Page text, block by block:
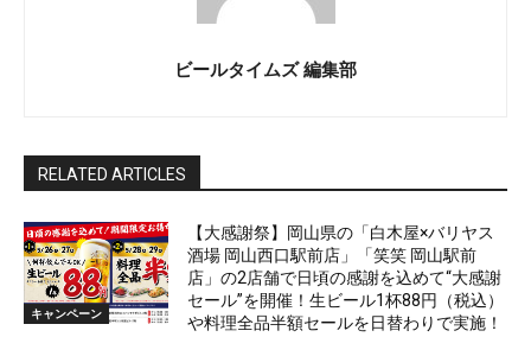
ビールタイムズ 編集部
RELATED ARTICLES
キャンペーン
【大感謝祭】岡山県の「白木屋×バリヤス
酒場 岡山西口駅前店」「笑笑 岡山駅前
店」の2店舗で日頃の感謝を込めて“大感謝
セール”を開催！生ビール1杯88円（税込）
や料理全品半額セールを日替わりで実施！